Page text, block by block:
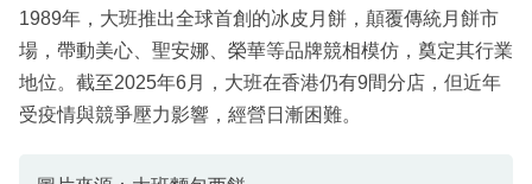
1989年，大班推出全球首創的冰皮月餅，顛覆傳統月餅市
場，帶動美心、聖安娜、榮華等品牌競相模仿，奠定其行業
地位。截至2025年6月，大班在香港仍有9間分店，但近年
受疫情與競爭壓力影響，經營日漸困難。